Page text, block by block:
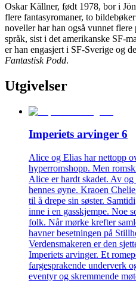
Oskar Källner, født 1978, bor i
flere fantasyromaner, to
noveller har han også vunnet
språk, sist i det amerikanske SF-
er han engasjert i SF-Sverige og
Fantastisk Podd.
Utgivelser
Imperiets arvinger 6
Alice og Elias har nettopp
hyperromshopp. Men
Alice er hardt skadet. Av
hennes øyne. Kraoen
til å drepe sin søster.
inne i en gasskjempe. Noe
folk. Når mørke krefter
havner besetningen på
Verdensmakeren er den
Imperiets arvinger. Et
fargesprakende underverk
eventyr og skremmende